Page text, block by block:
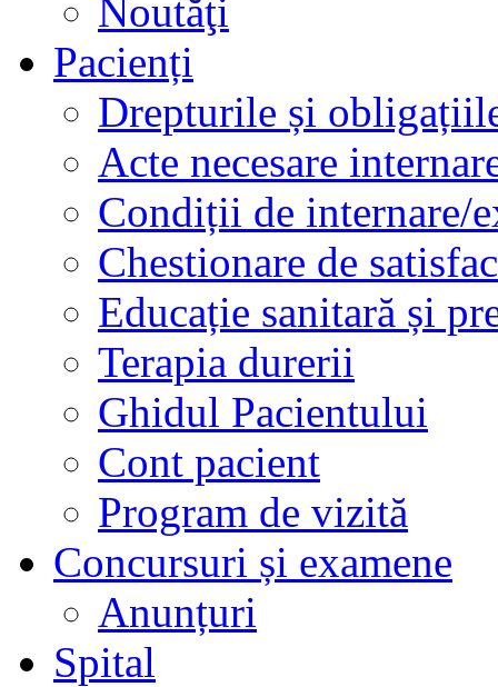
Noutăţi
Pacienți
Drepturile și
Acte necesare
Condiții de internare/
Chestionare de
Educație sanitară și
Terapia durerii
Ghidul Pacientului
Cont pacient
Program de vizită
Concursuri și examene
Anunțuri
Spital